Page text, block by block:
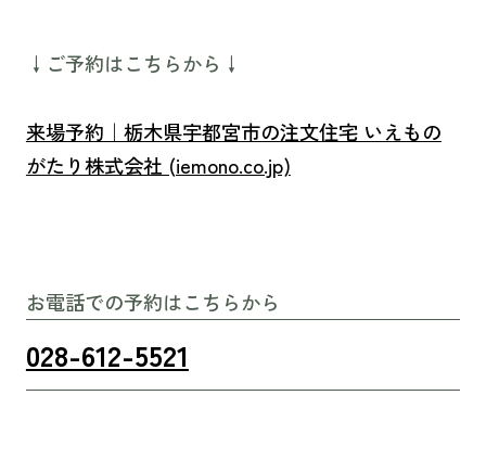
↓ご予約はこちらから↓
来場予約｜栃木県宇都宮市の注文住宅 いえもの
がたり株式会社 (iemono.co.jp)
お電話での予約はこちらから
028-612-5521